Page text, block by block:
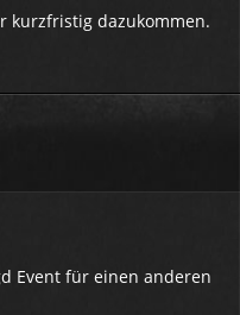
kurzfristig dazukommen.
Event für einen anderen